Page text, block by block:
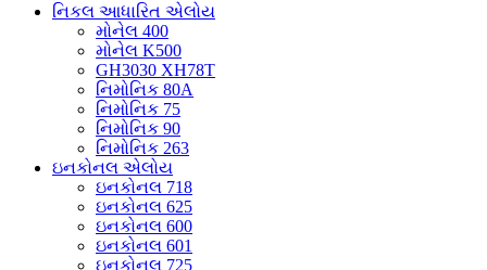
નિકલ આધારિત એલોય
મોનેલ 400
મોનેલ K500
GH3030 XH78T
નિમોનિક 80A
નિમોનિક 75
નિમોનિક 90
નિમોનિક 263
ઇનકોનલ એલોય
ઇનકોનલ 718
ઇનકોનલ 625
ઇનકોનલ 600
ઇનકોનલ 601
ઇનકોનલ 725